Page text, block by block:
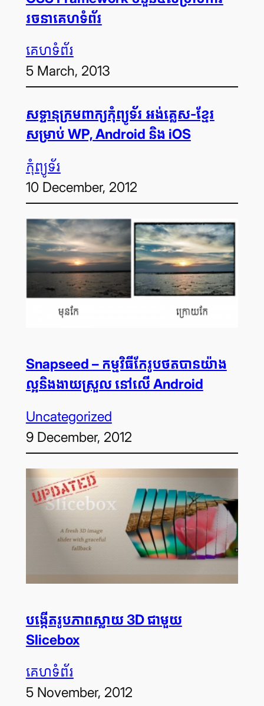
រចនា​គេហទំព័រ
គេហទំព័រ
5 March, 2013
សទ្ទានុក្រម​ពាក្យ​កុំព្យូទ័រ អង់គ្លេស-ខ្មែរ
សម្រាប់ WP, Android និង iOS
កុំព្យូទ័រ
10 December, 2012
Snapseed – កម្មវិធី​កែ​រូបថត​បាន​យ៉ាង​
ល្អ​និង​ងាយ​ស្រួល នៅ​លើ Android
Uncategorized
9 December, 2012
បង្កើត​រូបភាព​ស្លាយ 3D ជាមួយ
Slicebox
គេហទំព័រ
5 November, 2012